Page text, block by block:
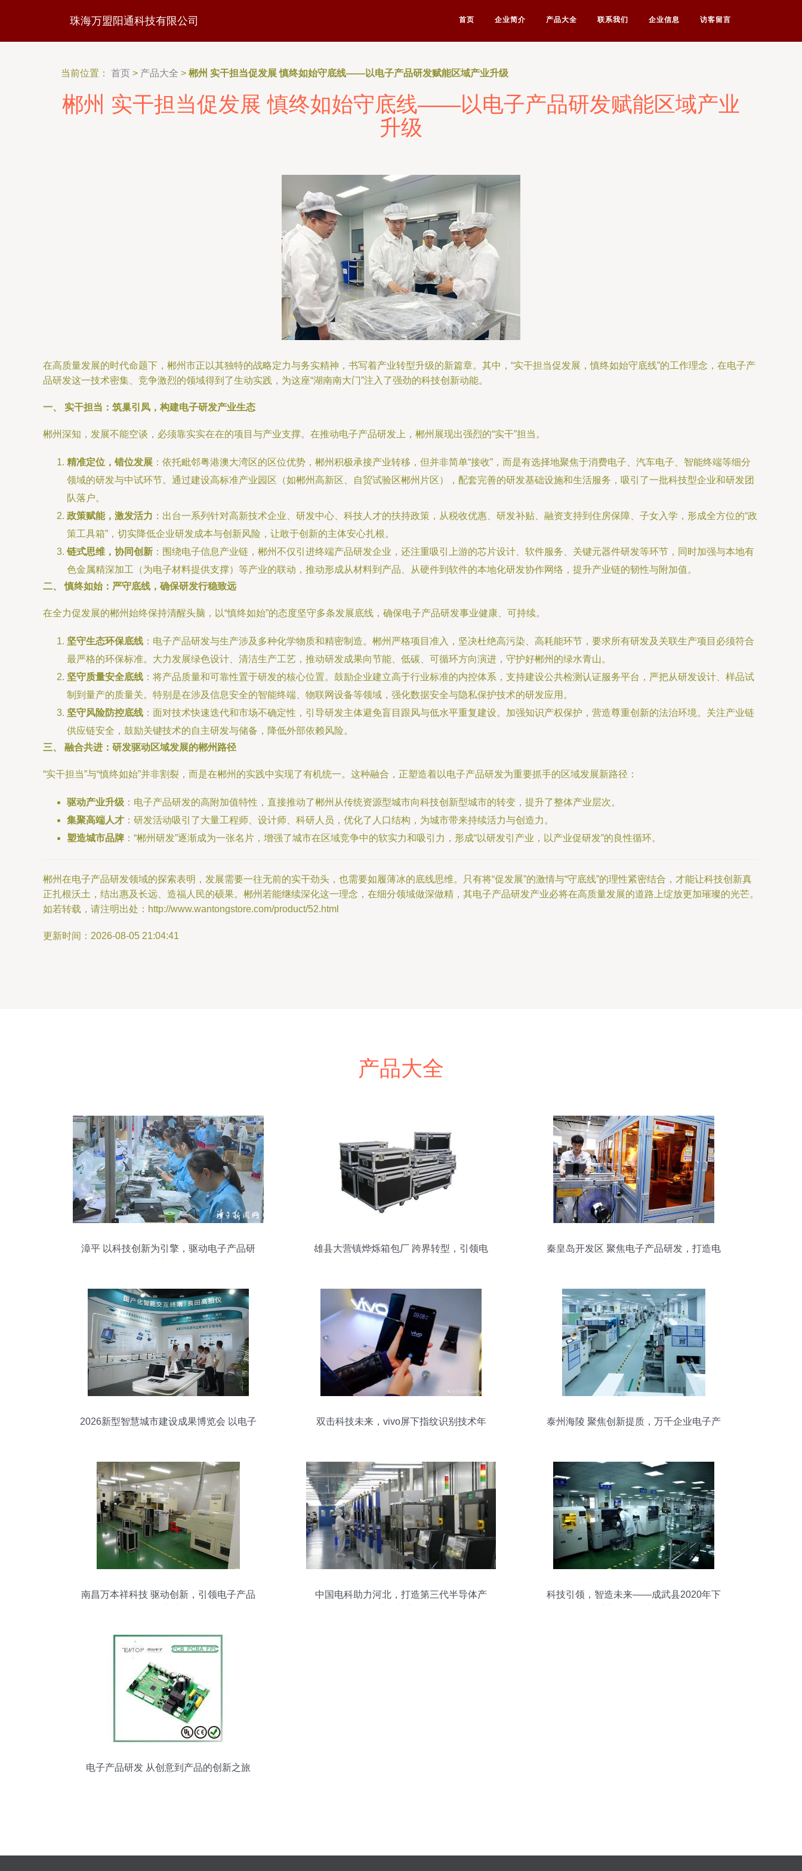
珠海万盟阳通科技有限公司 首页 企业简介 产品大全 联系我们 企业信息 访客留言
当前位置： 首页 > 产品大全 > 郴州 实干担当促发展 慎终如始守底线——以电子产品研发赋能区域产业升级
郴州 实干担当促发展 慎终如始守底线——以电子产品研发赋能区域产业
升级
在高质量发展的时代命题下，郴州市正以其独特的战略定力与务实精神，书写着产业转型升级的新篇章。其中，“实干担当促发展，慎终如始守底线”的工作理念，在电子产
品研发这一技术密集、竞争激烈的领域得到了生动实践，为这座“湖南南大门”注入了强劲的科技创新动能。
一、 实干担当：筑巢引凤，构建电子研发产业生态
郴州深知，发展不能空谈，必须靠实实在在的项目与产业支撑。在推动电子产品研发上，郴州展现出强烈的“实干”担当。
精准定位，错位发展 ：依托毗邻粤港澳大湾区的区位优势，郴州积极承接产业转移，但并非简单“接收”，而是有选择地聚焦于消费电子、汽车电子、智能终端等细分
领域的研发与中试环节。通过建设高标准产业园区（如郴州高新区、自贸试验区郴州片区），配套完善的研发基础设施和生活服务，吸引了一批科技型企业和研发团
队落户。
政策赋能，激发活力 ：出台一系列针对高新技术企业、研发中心、科技人才的扶持政策，从税收优惠、研发补贴、融资支持到住房保障、子女入学，形成全方位的“政
策工具箱”，切实降低企业研发成本与创新风险，让敢于创新的主体安心扎根。
链式思维，协同创新 ：围绕电子信息产业链，郴州不仅引进终端产品研发企业，还注重吸引上游的芯片设计、软件服务、关键元器件研发等环节，同时加强与本地有
色金属精深加工（为电子材料提供支撑）等产业的联动，推动形成从材料到产品、从硬件到软件的本地化研发协作网络，提升产业链的韧性与附加值。
二、 慎终如始：严守底线，确保研发行稳致远
在全力促发展的郴州始终保持清醒头脑，以“慎终如始”的态度坚守多条发展底线，确保电子产品研发事业健康、可持续。
坚守生态环保底线 ：电子产品研发与生产涉及多种化学物质和精密制造。郴州严格项目准入，坚决杜绝高污染、高耗能环节，要求所有研发及关联生产项目必须符合
最严格的环保标准。大力发展绿色设计、清洁生产工艺，推动研发成果向节能、低碳、可循环方向演进，守护好郴州的绿水青山。
坚守质量安全底线 ：将产品质量和可靠性置于研发的核心位置。鼓励企业建立高于行业标准的内控体系，支持建设公共检测认证服务平台，严把从研发设计、样品试
制到量产的质量关。特别是在涉及信息安全的智能终端、物联网设备等领域，强化数据安全与隐私保护技术的研发应用。
坚守风险防控底线 ：面对技术快速迭代和市场不确定性，引导研发主体避免盲目跟风与低水平重复建设。加强知识产权保护，营造尊重创新的法治环境。关注产业链
供应链安全，鼓励关键技术的自主研发与储备，降低外部依赖风险。
三、 融合共进：研发驱动区域发展的郴州路径
“实干担当”与“慎终如始”并非割裂，而是在郴州的实践中实现了有机统一。这种融合，正塑造着以电子产品研发为重要抓手的区域发展新路径：
驱动产业升级 ：电子产品研发的高附加值特性，直接推动了郴州从传统资源型城市向科技创新型城市的转变，提升了整体产业层次。
集聚高端人才 ：研发活动吸引了大量工程师、设计师、科研人员，优化了人口结构，为城市带来持续活力与创造力。
塑造城市品牌 ：“郴州研发”逐渐成为一张名片，增强了城市在区域竞争中的软实力和吸引力，形成“以研发引产业，以产业促研发”的良性循环。
郴州在电子产品研发领域的探索表明，发展需要一往无前的实干劲头，也需要如履薄冰的底线思维。只有将“促发展”的激情与“守底线”的理性紧密结合，才能让科技创新真
正扎根沃土，结出惠及长远、造福人民的硕果。郴州若能继续深化这一理念，在细分领域做深做精，其电子产品研发产业必将在高质量发展的道路上绽放更加璀璨的光芒。
如若转载，请注明出处：http://www.wantongstore.com/product/52.html
更新时间：2026-08-05 21:04:41
产品大全
漳平 以科技创新为引擎，驱动电子产品研
雄县大营镇烨烁箱包厂 跨界转型，引领电
秦皇岛开发区 聚焦电子产品研发，打造电
2026新型智慧城市建设成果博览会 以电子
双击科技未来，vivo屏下指纹识别技术年
泰州海陵 聚焦创新提质，万千企业电子产
南昌万本祥科技 驱动创新，引领电子产品
中国电科助力河北，打造第三代半导体产
科技引领，智造未来——成武县2020年下
电子产品研发 从创意到产品的创新之旅